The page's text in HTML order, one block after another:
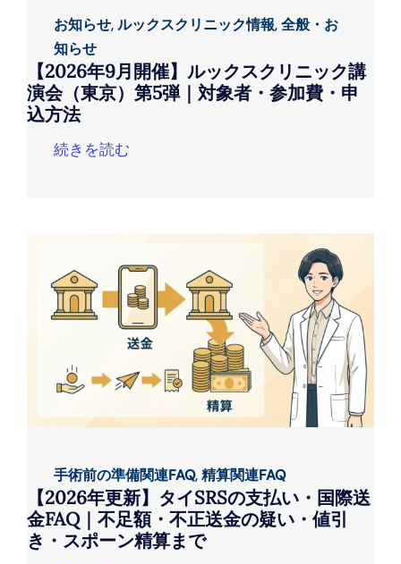
お知らせ,ルックスクリニック情報,全般・お
知らせ
【2026年9月開催】ルックスクリニック講
演会（東京）第5弾｜対象者・参加費・申
込方法
続きを読む
手術前の準備関連FAQ,精算関連FAQ
【2026年更新】タイSRSの支払い・国際送
金FAQ｜不足額・不正送金の疑い・値引
き・スポーン精算まで